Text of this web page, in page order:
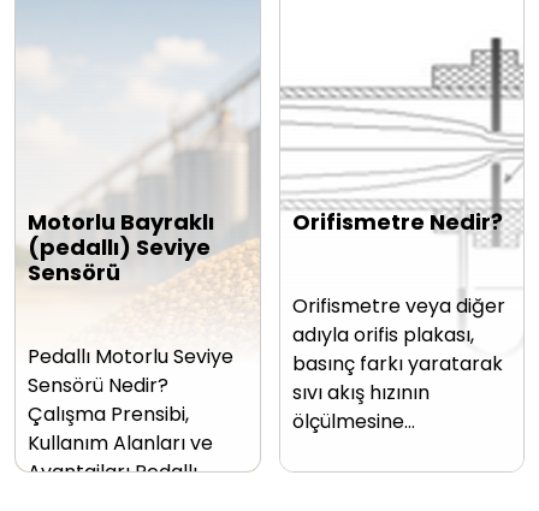
Motorlu Bayraklı
(pedallı) Seviye
Sensörü
Pedallı Motorlu Seviye
Sensörü Nedir?
Çalışma Prensibi,
Kullanım Alanları ve
Avantajları Pedallı…
Orifismetre Nedir?
Orifismetre veya diğer
adıyla orifis plakası,
basınç farkı yaratarak
sıvı akış hızının
ölçülmesine…